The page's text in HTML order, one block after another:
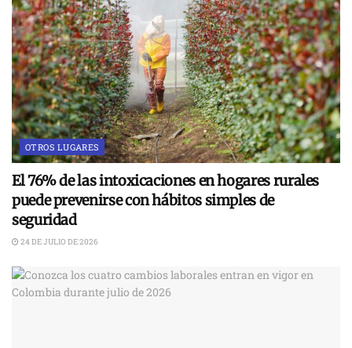
OTROS LUGARES
El 76% de las intoxicaciones en hogares rurales
puede prevenirse con hábitos simples de
seguridad
24 DE JULIO DE 2026